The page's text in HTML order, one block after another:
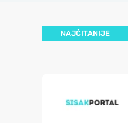
NAJČITANIJE